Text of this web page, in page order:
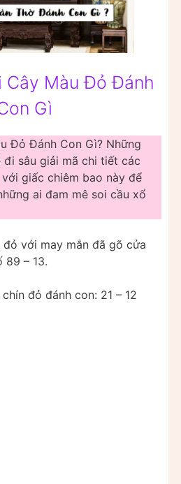
Cây Màu Đỏ Đánh
Gì
Đỏ Đánh Con Gì? Những
sâu giải mã chi tiết các
giấc chiêm bao này để
ai đam mê soi cầu xổ
với may mắn đã gõ cửa
89 – 13.
đỏ đánh con: 21 – 12